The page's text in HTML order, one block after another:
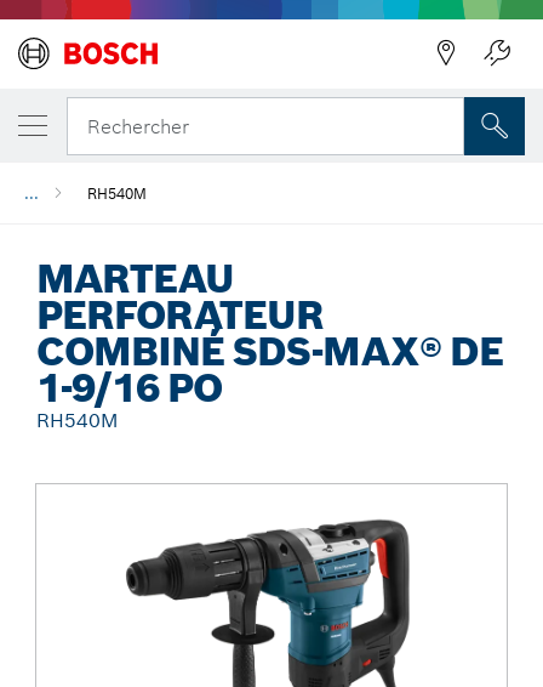
Rechercher
... RH540M
MARTEAU
PERFORATEUR
COMBINÉ SDS-MAX® DE
1-9/16 PO
RH540M